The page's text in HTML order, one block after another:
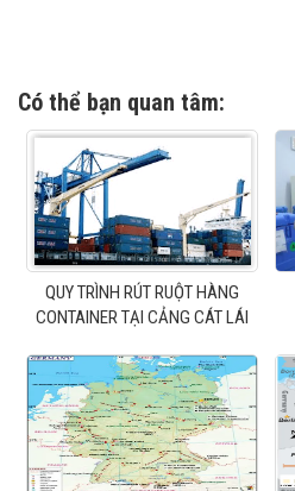
Có thể bạn quan tâm:
QUY TRÌNH RÚT RUỘT HÀNG
CONTAINER TẠI CẢNG CÁT LÁI